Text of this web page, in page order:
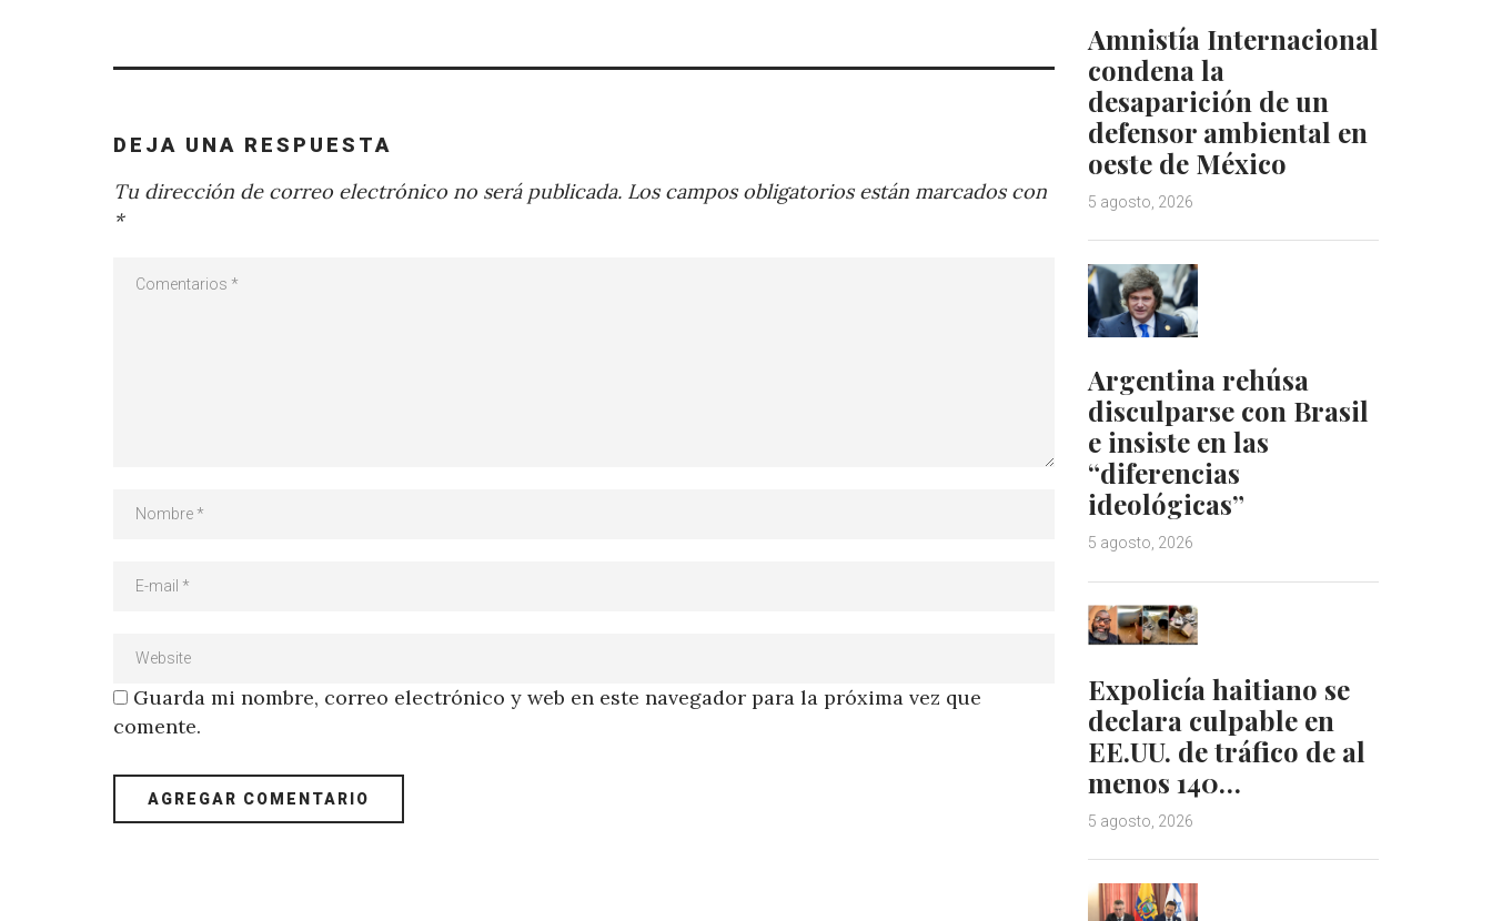
DEJA UNA RESPUESTA
Tu dirección de correo electrónico no será publicada. Los campos obligatorios están marcados con
*
Guarda mi nombre, correo electrónico y web en este navegador para la próxima vez que
comente.
Amnistía Internacional
condena la
desaparición de un
defensor ambiental en
oeste de México
5 agosto, 2026
Argentina rehúsa
disculparse con Brasil
e insiste en las
“diferencias
ideológicas”
5 agosto, 2026
Expolicía haitiano se
declara culpable en
EE.UU. de tráfico de al
menos 140…
5 agosto, 2026